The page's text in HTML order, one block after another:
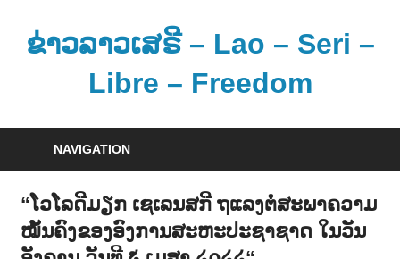
contentຂ່າວລາວເສຣີ – Lao – Seri –
Libre – Freedom
ະ
NAVIGATION
“ໂວໂລດີມຽກ ເຊເລນສກີ ຖແລງຕໍ່ສະພາຄວາມ
ໝັ້ນຄົງຂອງອົງການສະຫະປະຊາຊາດ ໃນວັນ